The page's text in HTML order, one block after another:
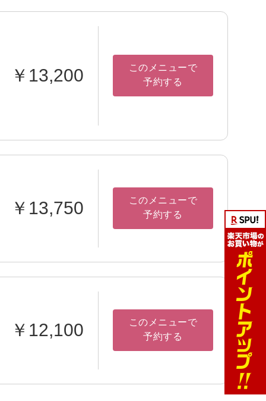
￥13,200
このメニューで
予約する
￥13,750
このメニューで
予約する
￥12,100
このメニューで
予約する